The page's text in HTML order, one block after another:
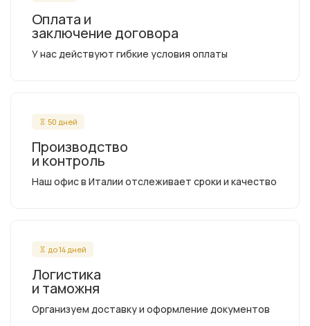
Оплата и
заключение договора
У нас действуют гибкие условия оплаты
50 дней
Производство
и контроль
Наш офис в Италии отслеживает сроки и качество
до 14 дней
Логистика
и таможня
Организуем доставку и оформление документов